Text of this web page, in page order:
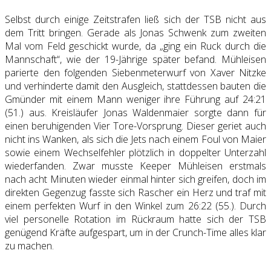
Selbst durch einige Zeitstrafen ließ sich der TSB nicht aus
dem Tritt bringen. Gerade als Jonas Schwenk zum zweiten
Mal vom Feld geschickt wurde, da „ging ein Ruck durch die
Mannschaft“, wie der 19-Jährige später befand. Mühleisen
parierte den folgenden Siebenmeterwurf von Xaver Nitzke
und verhinderte damit den Ausgleich, stattdessen bauten die
Gmünder mit einem Mann weniger ihre Führung auf 24:21
(51.) aus. Kreisläufer Jonas Waldenmaier sorgte dann für
einen beruhigenden Vier Tore-Vorsprung. Dieser geriet auch
nicht ins Wanken, als sich die Jets nach einem Foul von Maier
sowie einem Wechselfehler plötzlich in doppelter Unterzahl
wiederfanden. Zwar musste Keeper Mühleisen erstmals
nach acht Minuten wieder einmal hinter sich greifen, doch im
direkten Gegenzug fasste sich Rascher ein Herz und traf mit
einem perfekten Wurf in den Winkel zum 26:22 (55.). Durch
viel personelle Rotation im Rückraum hatte sich der TSB
genügend Kräfte aufgespart, um in der Crunch-Time alles klar
zu machen.